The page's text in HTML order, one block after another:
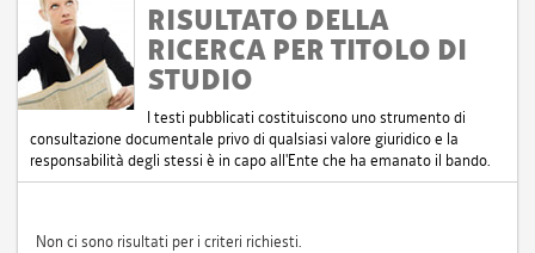
RISULTATO DELLA
RICERCA PER TITOLO DI
STUDIO
I testi pubblicati costituiscono uno strumento di
consultazione documentale privo di qualsiasi valore giuridico e la
responsabilità degli stessi è in capo all'Ente che ha emanato il bando.
Non ci sono risultati per i criteri richiesti.